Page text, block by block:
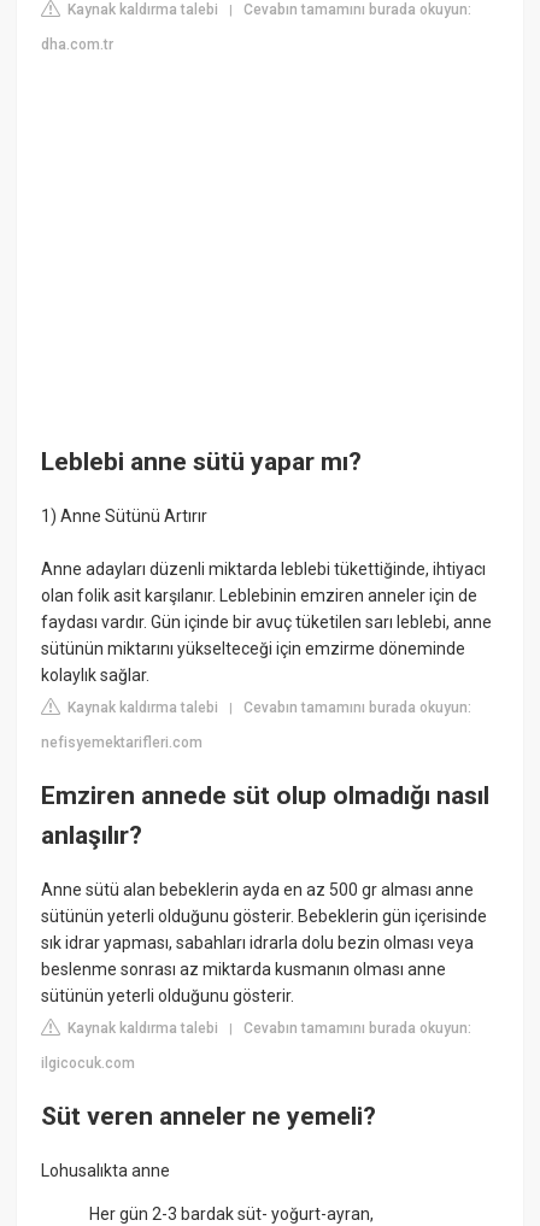
Kaynak kaldırma talebi |Cevabın tamamını burada okuyun:
dha.com.tr
Leblebi anne sütü yapar mı?
1) Anne Sütünü Artırır
Anne adayları düzenli miktarda leblebi tükettiğinde, ihtiyacı
olan folik asit karşılanır. Leblebinin emziren anneler için de
faydası vardır. Gün içinde bir avuç tüketilen sarı leblebi, anne
sütünün miktarını yükselteceği için emzirme döneminde
kolaylık sağlar.
Kaynak kaldırma talebi |Cevabın tamamını burada okuyun:
nefisyemektarifleri.com
Emziren annede süt olup olmadığı nasıl
anlaşılır?
Anne sütü alan bebeklerin ayda en az 500 gr alması anne
sütünün yeterli olduğunu gösterir. Bebeklerin gün içerisinde
sık idrar yapması, sabahları idrarla dolu bezin olması veya
beslenme sonrası az miktarda kusmanın olması anne
sütünün yeterli olduğunu gösterir.
Kaynak kaldırma talebi |Cevabın tamamını burada okuyun:
ilgicocuk.com
Süt veren anneler ne yemeli?
Lohusalıkta anne
Her gün 2-3 bardak süt- yoğurt-ayran,